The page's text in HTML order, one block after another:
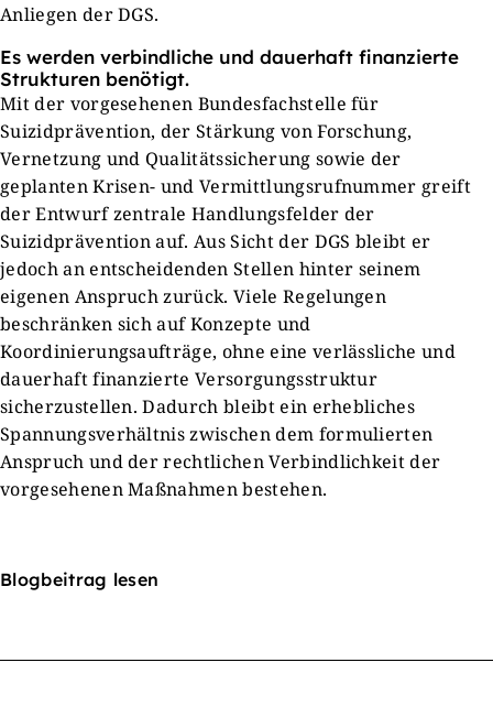
Anliegen der DGS.
Es werden verbindliche und dauerhaft finanzierte
Strukturen benötigt.
Mit der vorgesehenen Bundesfachstelle für
Suizidprävention, der Stärkung von Forschung,
Vernetzung und Qualitätssicherung sowie der
geplanten Krisen- und Vermittlungsrufnummer greift
der Entwurf zentrale Handlungsfelder der
Suizidprävention auf. Aus Sicht der DGS bleibt er
jedoch an entscheidenden Stellen hinter seinem
eigenen Anspruch zurück. Viele Regelungen
beschränken sich auf Konzepte und
Koordinierungsaufträge, ohne eine verlässliche und
dauerhaft finanzierte Versorgungsstruktur
sicherzustellen. Dadurch bleibt ein erhebliches
Spannungsverhältnis zwischen dem formulierten
Anspruch und der rechtlichen Verbindlichkeit der
vorgesehenen Maßnahmen bestehen.
Blogbeitrag lesen